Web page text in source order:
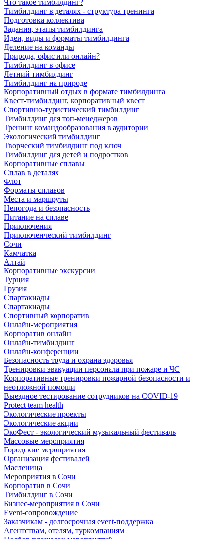
Что такое тимбилдинг?
Тимбилдинг в деталях - структура тренинга
Подготовка коллектива
Задания, этапы тимбилдинга
Идеи, виды и форматы тимбилдинга
Деление на команды
Природа, офис или онлайн?
Тимбилдинг в офисе
Летний тимбилдинг
Тимбилдинг на природе
Корпоративный отдых в формате тимбилдинга
Квест-тимбилдинг, корпоративный квест
Спортивно-туристический тимбилдинг
Тимбилдинг для топ-менеджеров
Тренинг командообразования в аудитории
Экологический тимбилдинг
Творческий тимбилдинг под ключ
Тимбилдинг для детей и подростков
Корпоративные сплавы
Сплав в деталях
Флот
Форматы сплавов
Места и маршруты
Непогода и безопасность
Питание на сплаве
Приключения
Приключенческий тимбилдинг
Сочи
Камчатка
Алтай
Корпоративные экскурсии
Турция
Грузия
Спартакиады
Спартакиады
Спортивный корпоратив
Онлайн-мероприятия
Корпоратив онлайн
Онлайн-тимбилдинг
Онлайн-конференции
Безопасность труда и охрана здоровья
Тренировки эвакуации персонала при пожаре и ЧС
Корпоративные тренировки пожарной безопасности и
неотложной помощи
Выездное тестирование сотрудников на COVID-19
Protect team health
Экологические проекты
Экологические акции
ЭкоФест - экологический музыкальный фестиваль
Массовые мероприятия
Городские мероприятия
Организация фестивалей
Масленица
Мероприятия в Сочи
Корпоратив в Сочи
Тимбилдинг в Сочи
Бизнес-мероприятия в Сочи
Event-сопровождение
Заказчикам - долгосрочная event-поддержка
Агентствам, отелям, туркомпаниям